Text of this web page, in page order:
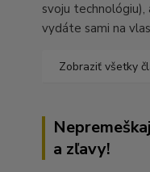
svoju
vydáte sami na
Zobraziť všetky
a zľavy!